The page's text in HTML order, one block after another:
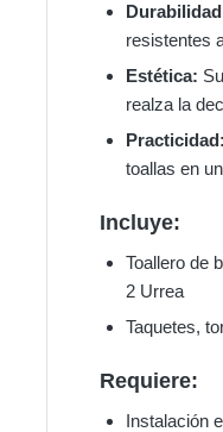
resistentes
Estética:
realza la
Practicidad:
toallas en
Incluye:
Toallero de
2 Urrea
Taquetes,
Requiere:
Instalación